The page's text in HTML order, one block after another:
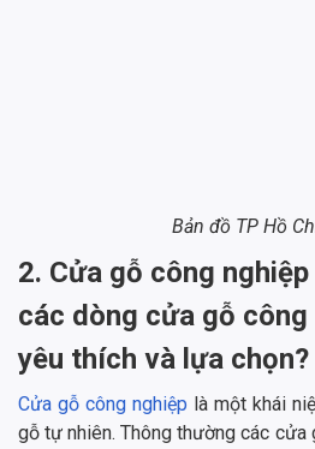
Bản đồ TP Hồ
2. Cửa gỗ công
các dòng cửa gỗ
yêu thích và lựa chọn?
Cửa gỗ công nghiệp là một khái
gỗ tự nhiên. Thông thường các